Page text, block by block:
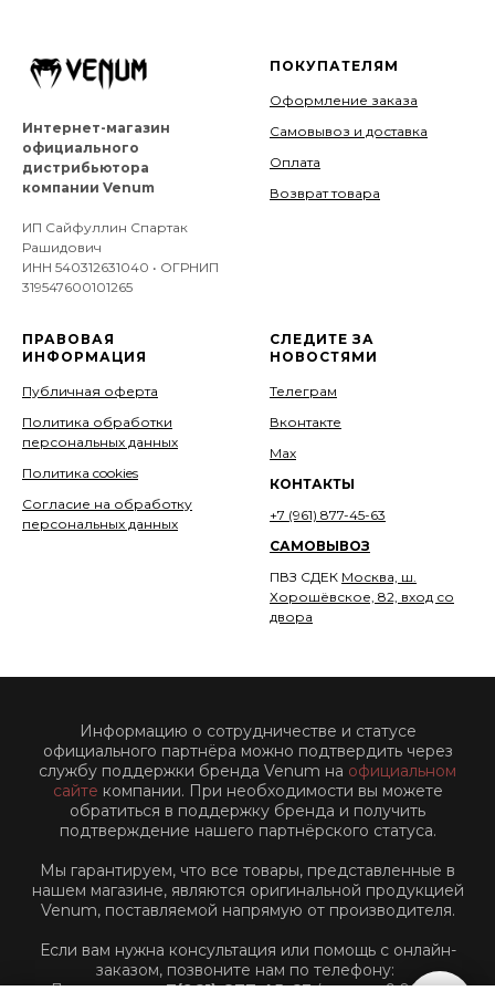
Интернет-магазин
официального
дистрибьютора
компании Venum
ИП Сайфуллин Спартак
Рашидович
ИНН 540312631040 • ОГРНИП
319547600101265
ПОКУПАТЕЛЯМ
Оформление заказа
Самовывоз и доставка
Оплата
Возврат товара
ПРАВОВАЯ
ИНФОРМАЦИЯ
Публичная оферта
Политика обработки
персональных данных
Политика cookies
Согласие на обработку
персональных данных
СЛЕДИТЕ ЗА
НОВОСТЯМИ
Телеграм
Вконтакте
Мах
КОНТАКТЫ
+7 (961) 877-45-63
САМОВЫВОЗ
ПВЗ СДЕК Москва, ш.
Хорошёвское, 82, вход со
двора
Информацию о сотрудничестве и статусе
официального партнёра можно подтвердить через
службу поддержки бренда Venum на официальном
сайте компании. При необходимости вы можете
обратиться в поддержку бренда и получить
подтверждение нашего партнёрского статуса.
Мы гарантируем, что все товары, представленные в
нашем магазине, являются оригинальной продукцией
Venum, поставляемой напрямую от производителя.
Если вам нужна консультация или помощь с онлайн-
заказом, позвоните нам по телефону: